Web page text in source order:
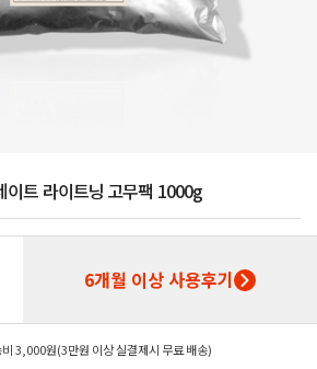
이트 라이트닝 고무팩 1000g
6개월 이상 사용후기
비 3,000원(3만원 이상 실결제시 무료 배송)